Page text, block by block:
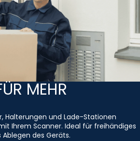
MEHR
Halterungen und Lade-Stationen
Ihrem Scanner. Ideal für freihändiges
des Geräts.